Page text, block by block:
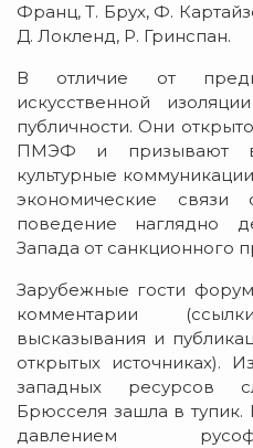
Франц, Т. Брух, Ф.
Д. Локленд, Р. Гринспан.
В отличие от
искусственной
публичности. Они
ПМЭФ и призывают
культурные
экономические
поведение наглядно
Запада от санкционного
Зарубежные гости
комментарии
высказывания и
открытых источниках).
западных ресурсов
Брюсселя зашла в
давлением